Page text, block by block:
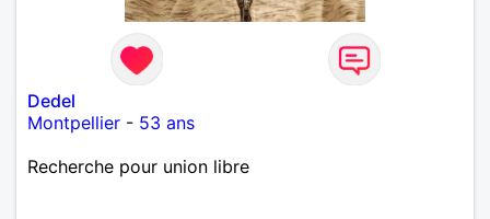
Dedel
Montpellier - 53 ans
Recherche pour union libre